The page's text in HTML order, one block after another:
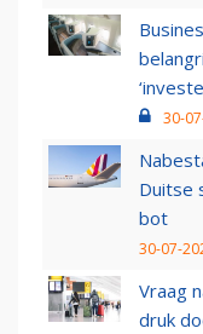
30-
Duitse
bot
30-07-
Vraag
druk